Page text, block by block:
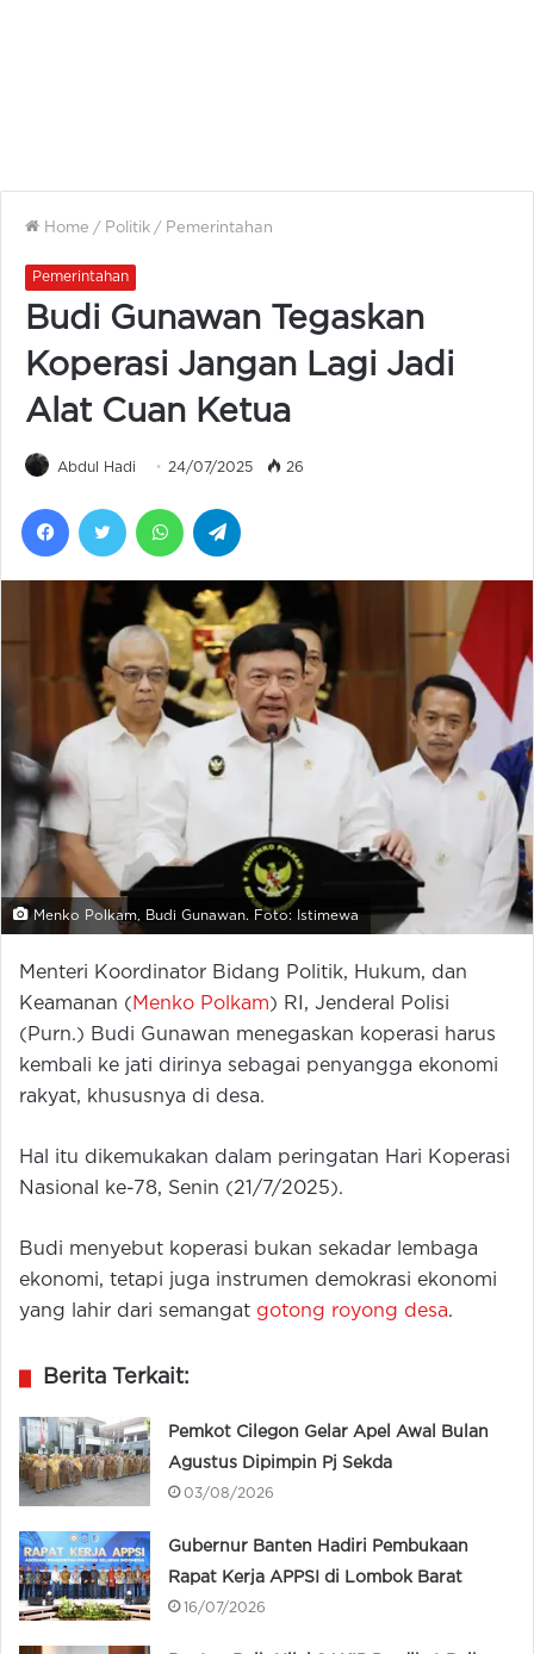
Home / Politik / Pemerintahan
Pemerintahan
Budi Gunawan Tegaskan
Koperasi Jangan Lagi Jadi
Alat Cuan Ketua
Abdul Hadi 24/07/2025 26
FacebookTwitter WhatsApp
Menko Polkam, Budi Gunawan. Foto: Istimewa
Menteri Koordinator Bidang Politik, Hukum, dan
Keamanan ( Menko Polkam) RI, Jenderal Polisi
(Purn.) Budi Gunawan menegaskan koperasi harus
kembali ke jati dirinya sebagai penyangga ekonomi
rakyat, khususnya di desa.
Hal itu dikemukakan dalam peringatan Hari Koperasi
Nasional ke-78, Senin (21/7/2025).
Budi menyebut koperasi bukan sekadar lembaga
ekonomi, tetapi juga instrumen demokrasi ekonomi
yang lahir dari semangat gotong royong desa.
Berita Terkait:
Pemkot Cilegon Gelar Apel Awal Bulan
Agustus Dipimpin Pj Sekda
03/08/2026
Gubernur Banten Hadiri Pembukaan
Rapat Kerja APPSI di Lombok Barat
16/07/2026